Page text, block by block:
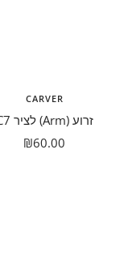
CARVER
זרוע (Arm) לציר C7⁩
מבצע
₪60.00